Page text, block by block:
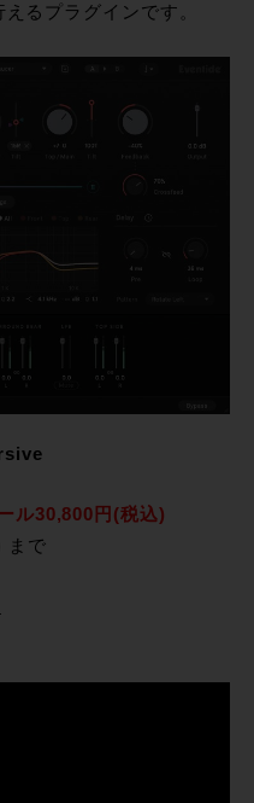
るプラグインです。
ル30,800円(税込)
まで